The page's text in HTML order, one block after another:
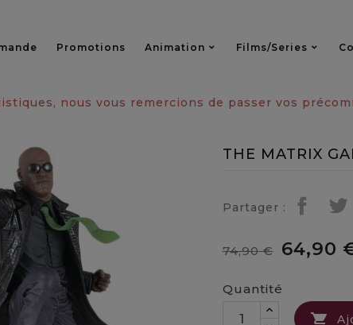
Promotions Animation Films/series
nous vous remercions de passer vos
THE MATRIX
Partager :
74,90 € 64,90
Quantité
